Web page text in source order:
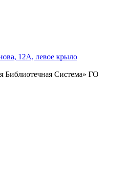
12А, левое крыло
Библиотечная Система» ГО